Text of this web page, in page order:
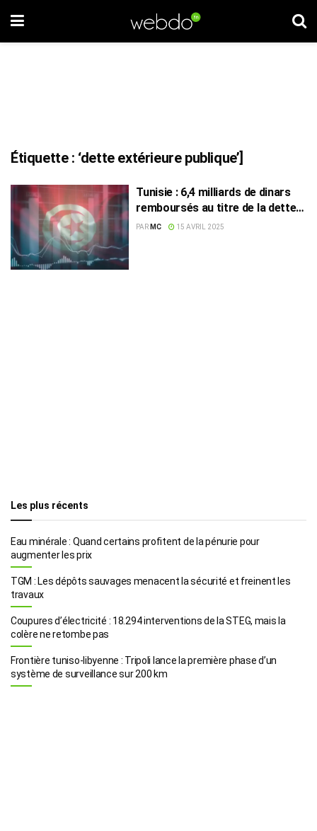
Étiquette : ‘dette extérieure publique’]
Tunisie : 6,4 milliards de dinars
remboursés au titre de la dette
extérieure en 2024
PAR MC 15 AVRIL 2025
Les plus récents
Eau minérale : Quand certains profitent de la pénurie pour
augmenter les prix
TGM : Les dépôts sauvages menacent la sécurité et freinent les
travaux
Coupures d’électricité : 18.294 interventions de la STEG, mais la
colère ne retombe pas
Frontière tuniso-libyenne : Tripoli lance la première phase d’un
système de surveillance sur 200 km